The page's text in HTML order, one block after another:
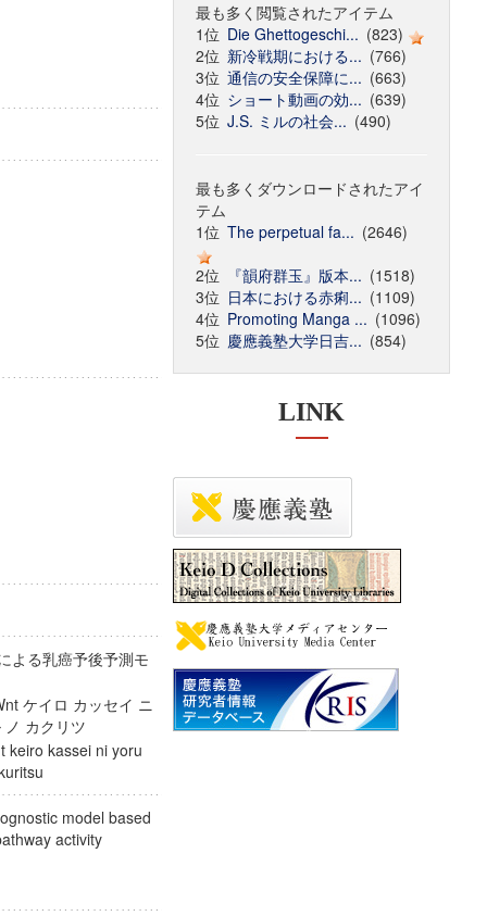
よる乳癌予後予測モ
ケイロ カッセイ ニ
ノ カクリツ
keiro kassei ni yoru
model based
activity
最も多く閲覧されたアイテム
1位 Die Ghettogeschi... (823)
2位 新冷戦期における... (766)
3位 通信の安全保障に... (663)
4位 ショート動画の効... (639)
5位 J.S. ミルの社会... (490)
最も多くダウンロードされたアイ
テム
1位 The perpetual fa... (2646)
2位
『韻府群玉』版本... (1518)
3位 日本における赤痢... (1109)
4位 Promoting Manga ... (1096)
5位 慶應義塾大学日吉... (854)
LINK